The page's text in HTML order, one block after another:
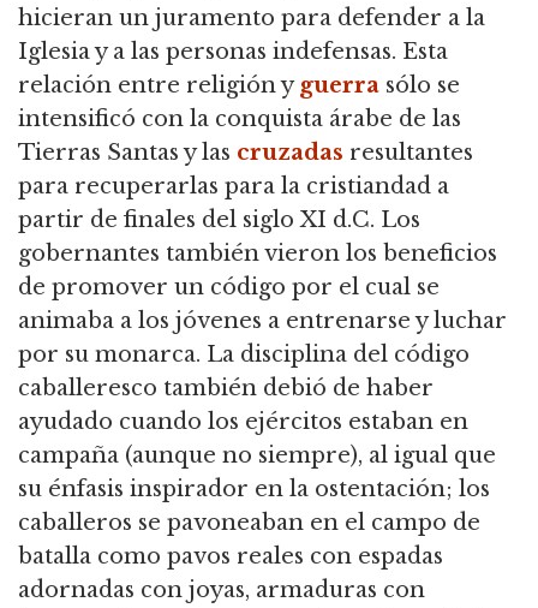
hicieran un juramento para defender a la
Iglesia y a las personas indefensas. Esta
relación entre religión y guerra sólo se
intensificó con la conquista árabe de las
Tierras Santas y las cruzadas resultantes
para recuperarlas para la cristiandad a
partir de finales del siglo XI d.C. Los
gobernantes también vieron los beneficios
de promover un código por el cual se
animaba a los jóvenes a entrenarse y luchar
por su monarca. La disciplina del código
caballeresco también debió de haber
ayudado cuando los ejércitos estaban en
campaña (aunque no siempre), al igual que
su énfasis inspirador en la ostentación; los
caballeros se pavoneaban en el campo de
batalla como pavos reales con espadas
adornadas con joyas, armaduras con